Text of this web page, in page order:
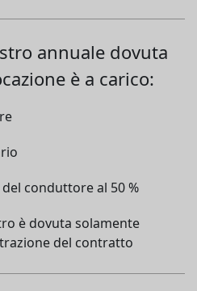
annuale dovuta
è a carico:
conduttore al 50 %
è dovuta solamente
del contratto